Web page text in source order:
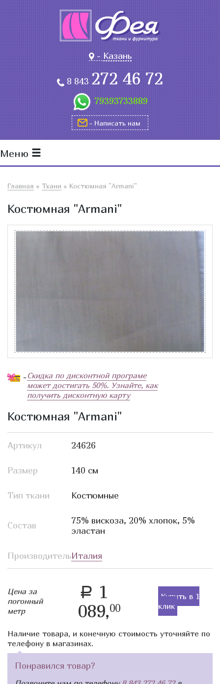
-Казань
8 843272 46 72
79393733889
- Написать нам
Меню
Главная » Ткани » Костюмная "Armani"
Костюмная "Armani"
- Скидка по дисконтной програме
может достигать 50%. Узнайте, как
получить дисконтную карту
Костюмная "Armani"
Артикул 24626
Размер 140 см
Тип ткани Костюмные
Состав
75% вискоза, 20% хлопок, 5%
эластан
ПроизводительИталия
Цена за
погонный
метр
a
1
089,00
Купить в 1
клик
Наличие товара, и конечную стоимость уточняйте по
телефону в магазинах.
Понравился товар?